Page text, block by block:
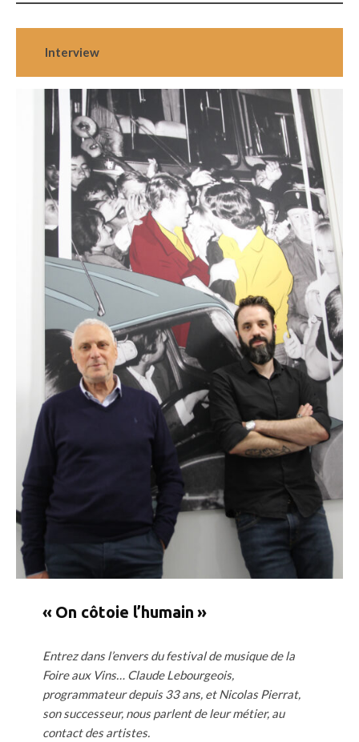
Interview
« On côtoie l’humain »
Entrez dans l’envers du festival de musique de la
Foire aux Vins… Claude Lebourgeois,
programmateur depuis 33 ans, et Nicolas Pierrat,
son successeur, nous parlent de leur métier, au
contact des artistes.